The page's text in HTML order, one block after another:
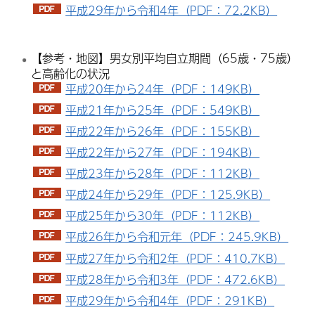
平成29年から令和4年（PDF：72.2KB）
【参考・地図】男女別平均自立期間（65歳・75歳）
と高齢化の状況
平成20年から24年（PDF：149KB）
平成21年から25年（PDF：549KB）
平成22年から26年（PDF：155KB）
平成22年から27年（PDF：194KB）
平成23年から28年（PDF：112KB）
平成24年から29年（PDF：125.9KB）
平成25年から30年（PDF：112KB）
平成26年から令和元年（PDF：245.9KB）
平成27年から令和2年（PDF：410.7KB）
平成28年から令和3年（PDF：472.6KB）
平成29年から令和4年（PDF：291KB）